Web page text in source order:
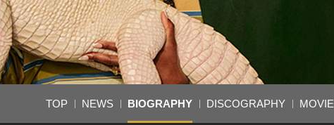
TOP NEWS BIOGRAPHY DISCOGRAPHY MOVIE